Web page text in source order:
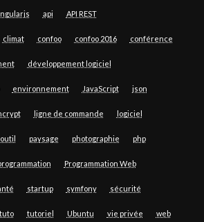
api API REST
climat confoo confoo 2016 conférence
développement logiciel
environnement JavaScript json
ligne de commande logiciel
outil paysage photographie php
Programmation Web
startup symfony sécurité
tuto tutoriel Ubuntu vie privée web